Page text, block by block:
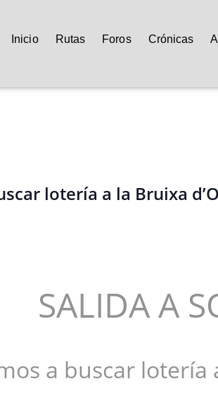
Inicio Rutas Foros Crónicas
lotería a la Bruixa
A
lotería a la